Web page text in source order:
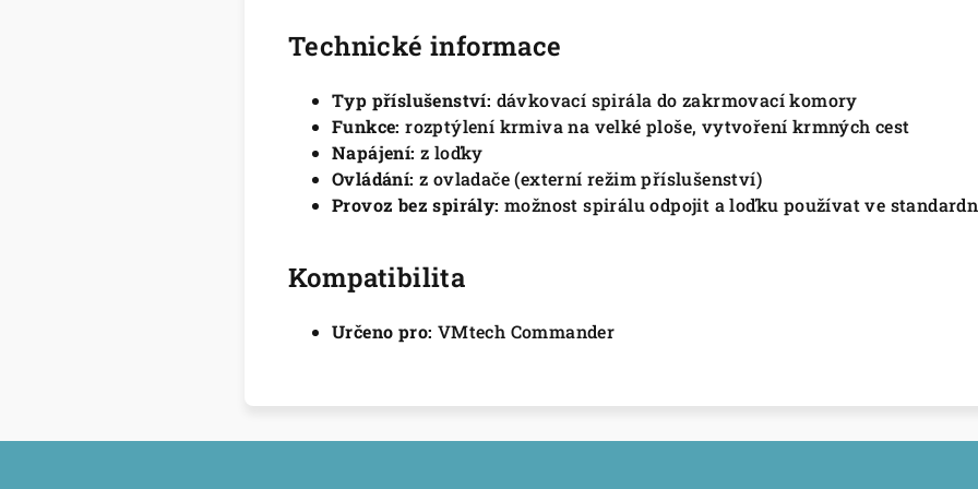
Technické informace
Typ příslušenství: dávkovací spirála do zakrmovací komory
Funkce: rozptýlení krmiva na velké ploše, vytvoření krmných cest
Napájení: z loďky
Ovládání: z ovladače (externí režim příslušenství)
Provoz bez spirály: možnost spirálu odpojit a loďku používat ve
Kompatibilita
Určeno pro: VMtech Commander